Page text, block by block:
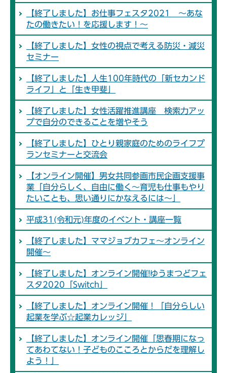
【終了しました】お仕事フェスタ2021 ～あな
たの働きたい！を応援します！～
【終了しました】女性の視点で考える防災・減災
セミナー
【終了しました】人生100年時代の「新セカンド
ライフ」と「生き甲斐」
【終了しました】女性活躍推進講座 検索力アッ
プで自分のできることを増やそう
【終了しました】ひとり親家庭のためのライフプ
ランセミナーと交流会
【オンライン開催】男女共同参画市民企画支援事
業「自分らしく、自由に働く～育児も仕事もやり
たいことも、思い通りにかなえるには～」
平成31(令和元)年度のイベント・講座一覧
【終了しました】ママジョブカフェ～オンライン
開催～
【終了しました】オンライン開催!ゆうまつどフェ
スタ2020「Switch」
【終了しました】オンライン開催！「自分らしい
起業を学ぶ☆起業カレッジ」
【終了しました】オンライン開催「思春期になっ
てあわてない！子どものこころとからだを理解し
よう！」